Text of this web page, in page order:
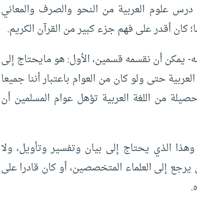
درس علوم العربية من النحو والصرف والمعاني
كان أقدر على فهم جزء كبير من القرآن الكريم.
يمكن أن نقسمه قسمين، الأول: هو مايحتاج إلى
حتى ولو كان من العوام باعتبار أننا جميعا
من اللغة العربية تؤهل عوام المسلمين أن
الذي يحتاج إلى بيان وتفسير وتأويل، ولا
إلى العلماء المتخصصين، أو كان قادرا على